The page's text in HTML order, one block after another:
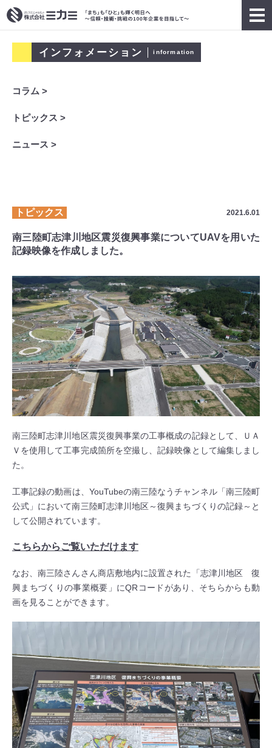
インフォメーション information
コラム >
トピックス >
ニュース >
トピックス 2021.6.01
南三陸町志津川地区震災復興事業についてUAVを用いた
記録映像を作成しました。
南三陸町志津川地区震災復興事業の工事概成の記録として、ＵＡ
Ｖを使用して工事完成箇所を空撮し、記録映像として編集しまし
た。
工事記録の動画は、YouTubeの南三陸なうチャンネル「南三陸町
公式」において南三陸町志津川地区～復興まちづくりの記録～と
して公開されています。
こちらからご覧いただけます
なお、南三陸さんさん商店敷地内に設置された「志津川地区 復
興まちづくりの事業概要」にQRコードがあり、そちらからも動
画を見ることができます。